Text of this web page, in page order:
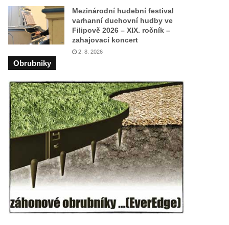
Mezinárodní hudební festival
varhanní duchovní hudby ve
Filipově 2026 – XIX. ročník –
zahajovací koncert
2. 8. 2026
Obrubniky